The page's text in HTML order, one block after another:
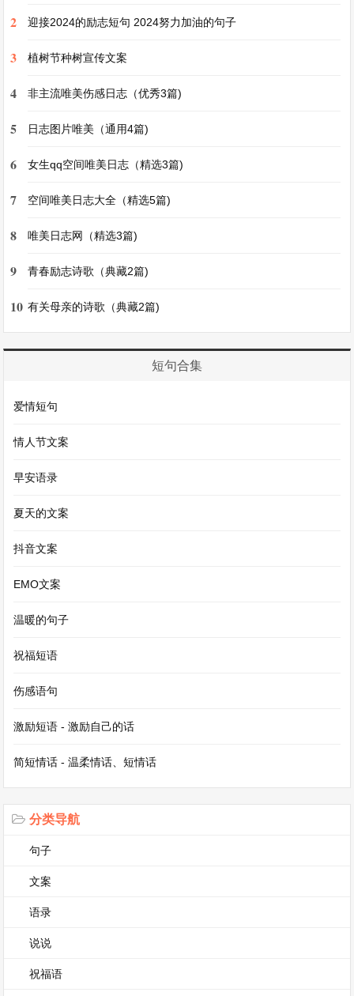
四年级下册作文我的乐园400字左右第3篇
四年级下册作文我的乐园400字左右
我的乐园就是我家的小院。
小院不大，却充满了乐趣。一进小院，就能看到左
边那一小块菜地。春天的时候，我会和爷爷一起在
就像埋下了一个个小希望。没过多久，嫩绿的小芽
就从土里探出了脑袋，在微风中轻轻晃动，像是在
小院的右边是一个小花坛。里面种满了各种各样的
花，有娇艳的月季花，它的花瓣层层叠叠，颜色艳
股清香却能弥漫整个小院。我常常在花坛边的小凳
子上坐着，闻着花香，看着蜜蜂和蝴蝶在花丛中飞
在小院的中间，有一棵高大的梧桐树。夏天的时
子和小椅子，在这儿写作业、看书。有时候还会叫
上小伙伴们来玩捉迷藏，那粗壮的树干后面可是个
院子不大，却充满了乐趣。一进院子，左边是一块
小小的菜地，那里种着各种各样的蔬菜。嫩绿的青
里帮忙，给蔬菜浇水，看它们一点点长大，心里满
是成就感。
的花朵竞相开放。有娇艳的玫瑰，有淡雅的雏菊，
2 迎接2024的励志短句 2024努力加油的句子
3 植树节种树宣传文案
4 非主流唯美伤感日志（优秀3篇)
5 日志图片唯美（通用4篇)
6 女生qq空间唯美日志（精选3篇)
7 空间唯美日志大全（精选5篇)
8 唯美日志网（精选3篇)
9 青春励志诗歌（典藏2篇)
10 有关母亲的诗歌（典藏2篇)
短句合集
爱情短句
情人节文案
早安语录
夏天的文案
抖音文案
EMO文案
温暖的句子
祝福短语
伤感语句
激励短语 - 激励自己的话
简短情话 - 温柔情话、短情话
分类导航
句子
文案
语录
说说
祝福语